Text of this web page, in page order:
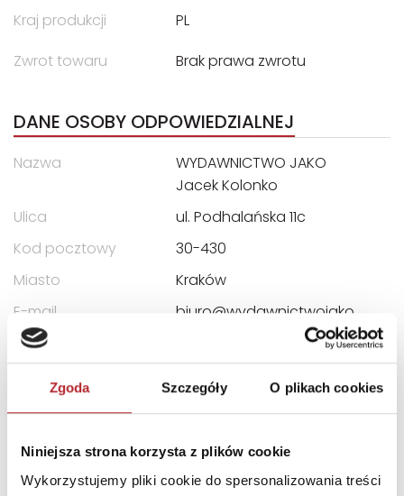
Zgoda Szczegóły O plikach cookies
Niniejsza strona korzysta z plików cookie
Wykorzystujemy pliki cookie do spersonalizowania treści
Kraj produkcji
PL
Zwrot towaru
Brak prawa zwrotu
DANE OSOBY ODPOWIEDZIALNEJ
Nazwa
WYDAWNICTWO JAKO
Jacek Kolonko
Ulica
ul. Podhalańska 11c
Kod pocztowy
30-430
Miasto
Kraków
E-mail
biuro@wydawnictwojako.
INFORMACJE I OSTRZEŻENIA
poniżej 3 lat. Istnieje ryzyko zadławienia się małymi
elementami. Zachowaj opakowanie ze względu na